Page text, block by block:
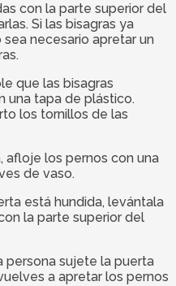
con la parte superior del
Si las bisagras ya
necesario apretar un
que las bisagras
una tapa de plástico.
los tornillos de las
afloje los pernos con una
de vaso.
está hundida, levántala
la parte superior del
persona sujete la puerta
a apretar los pernos